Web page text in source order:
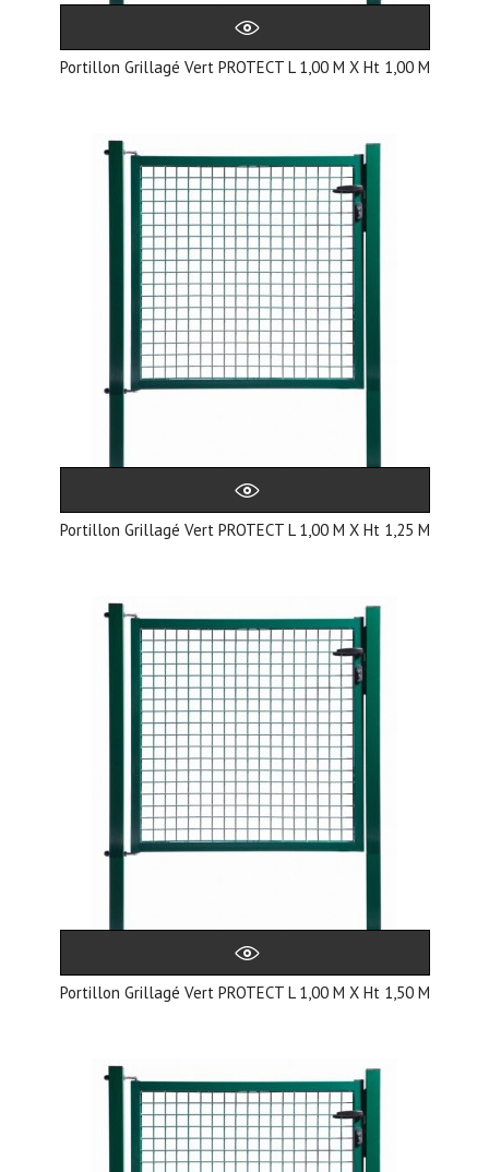
Portillon Grillagé Vert PROTECT L 1,00 M X Ht 1,00 M
Portillon Grillagé Vert PROTECT L 1,00 M X Ht 1,25 M
Portillon Grillagé Vert PROTECT L 1,00 M X Ht 1,50 M